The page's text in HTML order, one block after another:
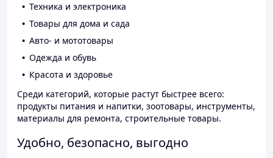
Техника и электроника
Товары для дома и сада
Авто- и мототовары
Одежда и обувь
Красота и здоровье
Среди категорий, которые растут быстрее всего:
продукты питания и напитки, зоотовары, инструменты,
материалы для ремонта, строительные товары.
Удобно, безопасно, выгодно